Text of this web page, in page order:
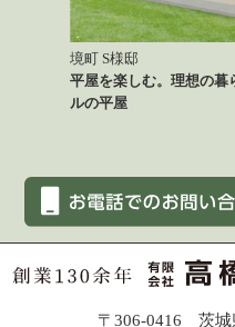
境町 S様邸
平屋を楽しむ。理想の暮
ルの平屋
〒306-0416 茨城